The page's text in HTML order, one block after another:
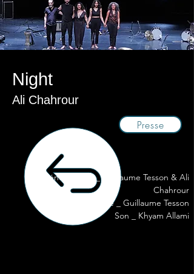
Night
Ali Chahrour
Presse
Scénographie _ Guillaume Tesson & Ali
Chahrour
Lumière _ Guillaume Tesson
Son _ Khyam Allami